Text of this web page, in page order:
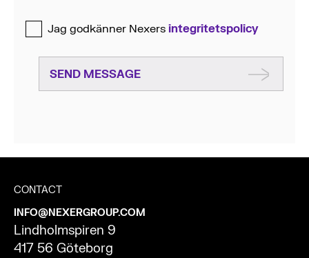
Jag godkänner Nexers integritetspolicy
SEND MESSAGE
CONTACT
INFO@NEXERGROUP.COM
Lindholmspiren 9
417 56 Göteborg